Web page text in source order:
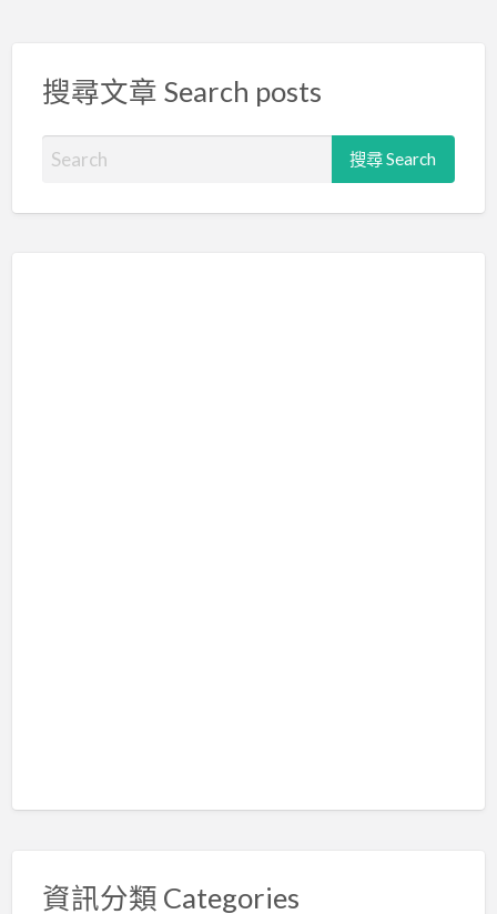
搜尋文章 Search posts
a
資訊分類 Categories